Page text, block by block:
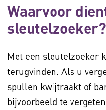
Waarvoor
sleutelzoeker?
Met een sleutelzoeker
terugvinden. Als u
spullen kwijtraakt of
bijvoorbeeld te